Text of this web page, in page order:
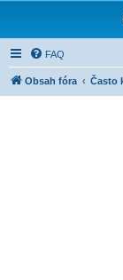
FAQ
Obsah fóra Často